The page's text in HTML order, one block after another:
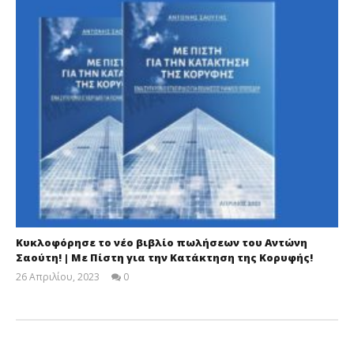
Κυκλοφόρησε το νέο βιβλίο πωλήσεων του Αντώνη
Σαούτη! | Με Πίστη για την Κατάκτηση της Κορυφής!
26 Απριλίου, 2023
0